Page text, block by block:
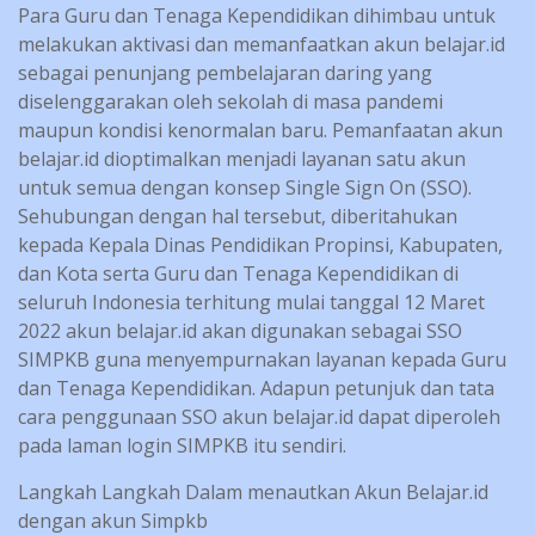
Para Guru dan Tenaga Kependidikan dihimbau untuk
melakukan aktivasi dan memanfaatkan akun belajar.id
sebagai penunjang pembelajaran daring yang
diselenggarakan oleh sekolah di masa pandemi
maupun kondisi kenormalan baru. Pemanfaatan akun
belajar.id dioptimalkan menjadi layanan satu akun
untuk semua dengan konsep Single Sign On (SSO).
Sehubungan dengan hal tersebut, diberitahukan
kepada Kepala Dinas Pendidikan Propinsi, Kabupaten,
dan Kota serta Guru dan Tenaga Kependidikan di
seluruh Indonesia terhitung mulai tanggal 12 Maret
2022 akun belajar.id akan digunakan sebagai SSO
SIMPKB guna menyempurnakan layanan kepada Guru
dan Tenaga Kependidikan. Adapun petunjuk dan tata
cara penggunaan SSO akun belajar.id dapat diperoleh
pada laman login SIMPKB itu sendiri.
Langkah Langkah Dalam menautkan Akun Belajar.id
dengan akun Simpkb